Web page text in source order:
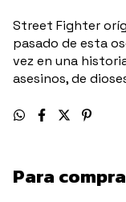
Street Fighter
pasado de esta
vez en una
asesinos, de
Para